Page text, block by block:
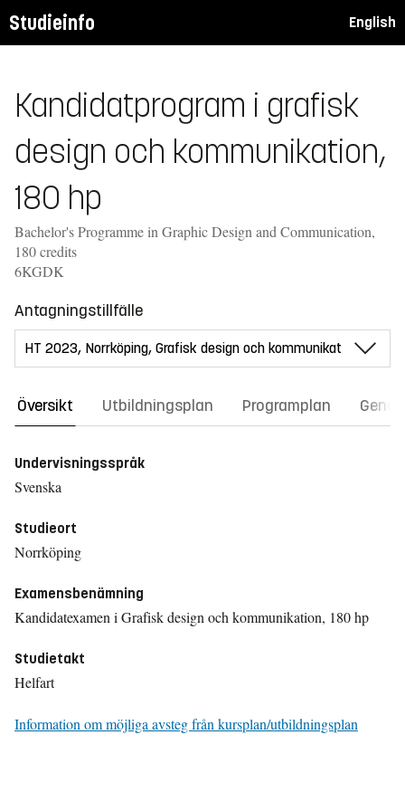
Studieinfo English
Kandidatprogram i grafisk
design och kommunikation,
180 hp
Bachelor's Programme in Graphic Design and Communication,
180 credits
6KGDK
Antagningstillfälle
Översikt Utbildningsplan Programplan
Undervisningsspråk
Svenska
Studieort
Norrköping
Examensbenämning
Kandidatexamen i Grafisk design och kommunikation, 180 hp
Studietakt
Helfart
Information om möjliga avsteg från kursplan/utbildningsplan